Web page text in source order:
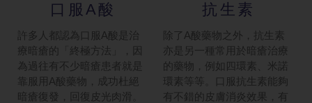
口服A酸
許多人都認為口服A酸是治
療暗瘡的「終極方法」，因
為過往有不少暗瘡患者就是
靠服用A酸藥物，成功杜絕
暗瘡復發，回復皮光肉滑。
抗生素
除了A酸藥物之外，抗生素
亦是另一種常用於暗瘡治療
的藥物，例如四環素、米諾
環素等等。口服抗生素能夠
有不錯的皮膚消炎效果，有